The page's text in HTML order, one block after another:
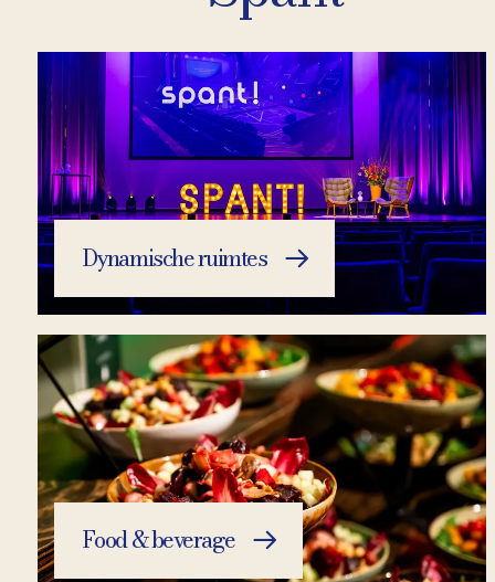
Dynamische ruimtes
Food & beverage